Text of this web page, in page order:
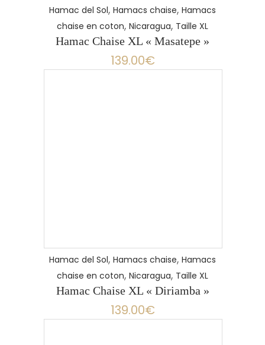
Hamac del Sol, Hamacs chaise, Hamacs
chaise en coton, Nicaragua, Taille XL
Hamac Chaise XL « Masatepe »
139.00€
Hamac del Sol, Hamacs chaise, Hamacs
chaise en coton, Nicaragua, Taille XL
Hamac Chaise XL « Diriamba »
139.00€